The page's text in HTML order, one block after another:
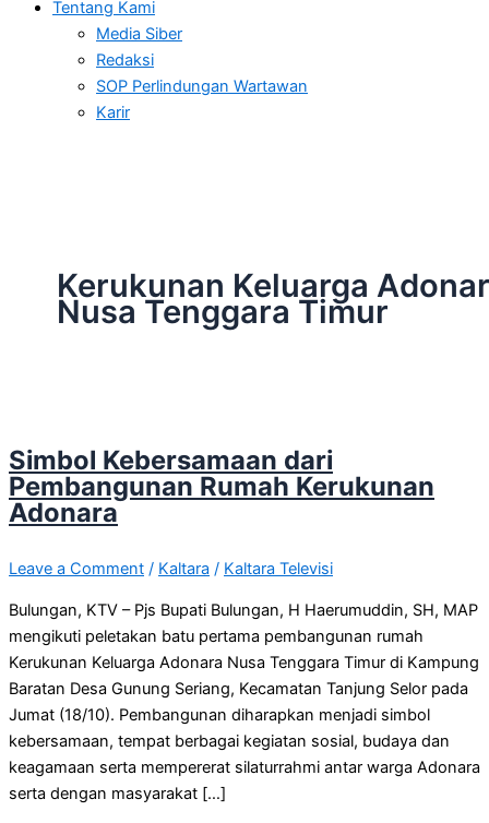
Tentang Kami
Media Siber
Redaksi
SOP Perlindungan Wartawan
Karir
Kerukunan Keluarga
Nusa Tenggara Timur
Simbol Kebersamaan dari
Pembangunan Rumah Kerukunan
Adonara
Leave a Comment / Kaltara / Kaltara Televisi
Bulungan, KTV – Pjs Bupati Bulungan, H Haerumuddin, SH, MAP
mengikuti peletakan batu pertama pembangunan rumah
Kerukunan Keluarga Adonara Nusa Tenggara Timur di Kampung
Baratan Desa Gunung Seriang, Kecamatan Tanjung Selor pada
Jumat (18/10). Pembangunan diharapkan menjadi simbol
kebersamaan, tempat berbagai kegiatan sosial, budaya dan
keagamaan serta mempererat silaturrahmi antar warga Adonara
serta dengan masyarakat […]